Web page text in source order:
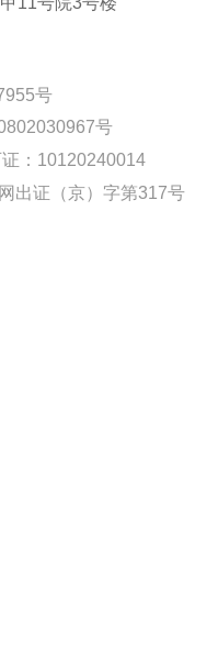
号
号
：10120240014
出证（京）字第317号